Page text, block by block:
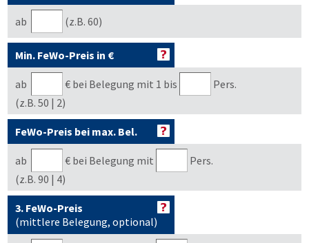
ab (z.B. 60)
Min. FeWo-Preis in €
ab € bei Belegung mit 1 bis
Pers.
(z.B. 50 | 2)
FeWo-Preis bei max. Bel.
ab € bei Belegung mit
Pers.
(z.B. 90 | 4)
3. FeWo-Preis
(mittlere Belegung, optional)